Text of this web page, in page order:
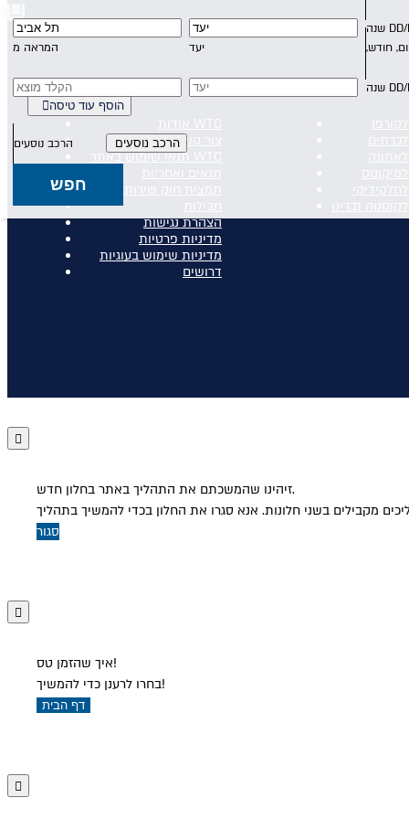
המראה מ
יעד חודש,
הוסף עוד טיסה
הרכב נוסעים
חפש
כללי
אודות WTC
צור קשר
תנאי שימוש באתר WTC
תנאים ואחריות
תמצית חוק שירותי תעופה
חבילות
הצהרת נגישות
מדיניות פרטיות
מדיניות שימוש בעוגיות
דרושים
נברינו
זיהינו שהמשכתם את התהליך באתר בחלון חדש.
סגור
איך שהזמן טס!
בחרו לרענן כדי להמשיך!
דף הבית